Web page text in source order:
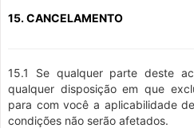
15. CANCELAMENTO
15.1 Se qualquer parte deste
qualquer disposição em que
para com você a aplicabilidade
condições não serão afetados.